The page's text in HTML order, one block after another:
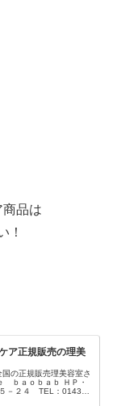
品は
！
ア正規販売の理美
の正規販売理美容室さ
ｂａｏｂａｂ ＨＰ・
－２４ TEL：0143-